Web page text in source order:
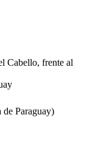
Cabello, frente al
Paraguay)